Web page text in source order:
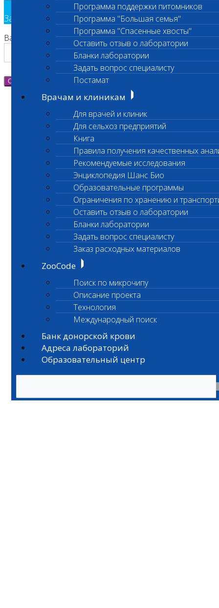
Программа поддержки питомников
Программа "Большая семья"
Программа "Спасенные хвосты"
Оставить отзыв о лаборатории
Бланки лаборатории
Задать вопрос специалисту
Постамат
Врачам и клиникам
Для врачей и клиник
Для сельхоз предприятий
Книга
Правила получения качественных
Рекомендуемые исследования
Энциклопедия Шанс Био
Образовательные программы
Ограничения по хранению и
Оставить отзыв о лаборатории
Бланки лаборатории
Задать вопрос специалисту
Заказ расходных материалов
ZooCode
Поиск по микрочипу
Описание проекта
Технология
Международный поиск
Банк донорской крови
Адреса лабораторий
Образовательный центр
Заявка на обратный звонок
Ваш номер телефона
Отправить